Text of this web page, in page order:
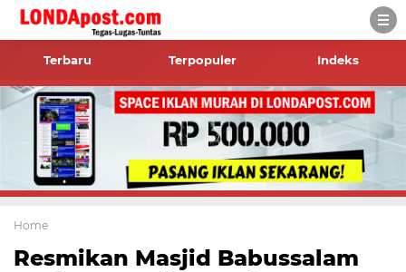
Terbaru Terpopuler Indeks
Home
Resmikan Masjid Babussalam